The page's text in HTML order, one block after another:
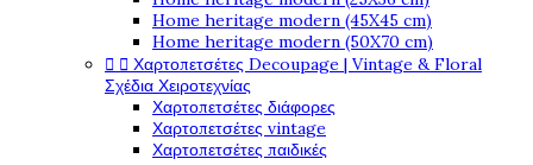
Home heritage modern (45X45 cm)
Home heritage modern (50X70 cm)
  Χαρτοπετσέτες Decoupage | Vintage & Floral
Σχέδια Χειροτεχνίας
Χαρτοπετσέτες διάφορες
Χαρτοπετσέτες vintage
Χαρτοπετσέτες παιδικές